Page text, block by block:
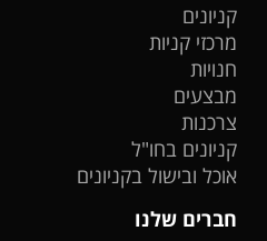
קניונים
מרכזי קניות
חנויות
מבצעים
צרכנות
קניונים בחו"ל
אוכל ובישול בקניונים
חברים שלנו